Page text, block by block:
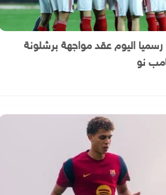
رسميا اليوم عقد مواجهة برشلونة
نو